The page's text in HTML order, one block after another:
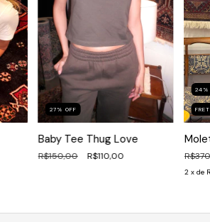
27 % OFF
Baby Tee Thug Love
R$150,00 R$110,00
24
2 x de